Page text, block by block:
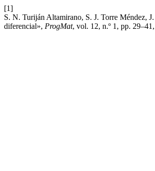
[1]
S. N. Turiján Altamirano, S. J. Torre Méndez,
diferencial», ProgMat, vol. 12, n.º 1, pp.